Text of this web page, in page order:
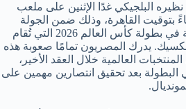
البلجيكي غدًا الإثنين على ملعب
بتوقيت القاهرة، وذلك ضمن الجولة
الأولى من المجموعة السابعة في بطولة كأس العالم 2026 التي تُقام
يدرك المصريون تمامًا صعوبة هذه
العالمية خلال العقد الأخير،
بعد تحقيق انتصارين مهمين على